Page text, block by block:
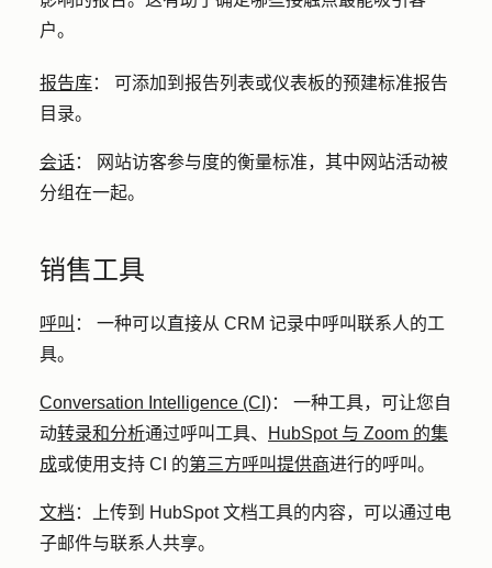
户。
报告库： 可添加到报告列表或仪表板的预建标准报告
目录。
会话：
网站访客参与度的衡量标准，其中网站活动被
分组在一起。
销售工具
呼叫 ： 一种可以直接从 CRM 记录中呼叫联系人的工
具。
Conversation Intelligence (CI)： 一种工具，可让您自
动转录和分析通过呼叫工具、
HubSpot 与 Zoom 的集
成或使用支持 CI 的第三方呼叫提供商进行的呼叫。
文档 ：
上传到 HubSpot 文档工具的内容，可以通过电
子邮件与联系人共享。